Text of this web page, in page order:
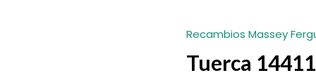
Recambios Massey
Tuerca